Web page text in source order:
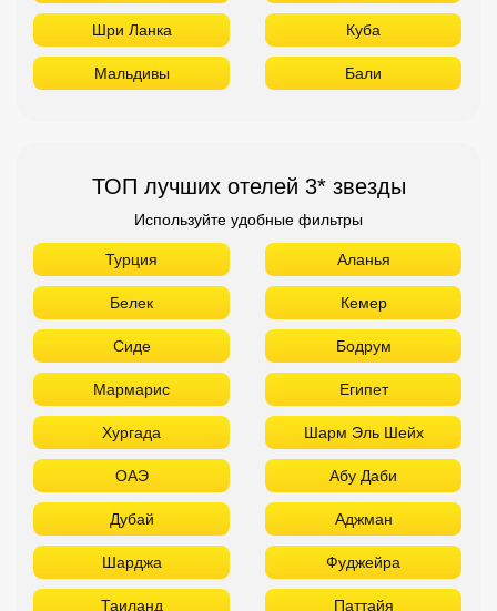
Шри Ланка Куба
Мальдивы Бали
ТОП лучших отелей 3* звезды
Используйте удобные фильтры
Турция Аланья
Белек Кемер
Сиде Бодрум
Мармарис Египет
Хургада Шарм Эль Шейх
ОАЭ Абу Даби
Дубай Аджман
Шарджа Фуджейра
Таиланд Паттайя